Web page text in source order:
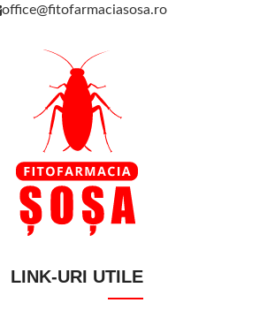
office@fitofarmaciasosa.ro
LINK-URI UTILE